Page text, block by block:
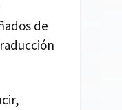
de